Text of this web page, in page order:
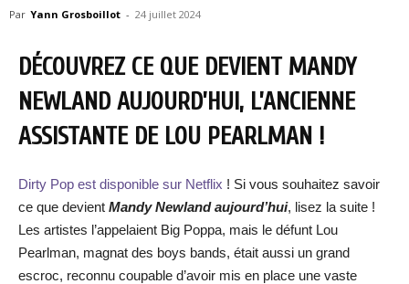
Par Yann Grosboillot - 24 juillet 2024
DÉCOUVREZ CE QUE DEVIENT MANDY
NEWLAND AUJOURD’HUI, L’ANCIENNE
ASSISTANTE DE LOU PEARLMAN !
Dirty Pop est disponible sur Netflix ! Si vous souhaitez savoir
ce que devient Mandy Newland aujourd’hui, lisez la suite !
Les artistes l’appelaient Big Poppa, mais le défunt Lou
Pearlman, magnat des boys bands, était aussi un grand
escroc, reconnu coupable d’avoir mis en place une vaste